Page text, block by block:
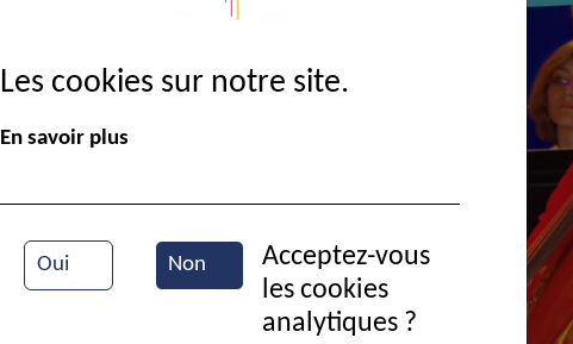
Ecole de musique
Les cookies sur notre site.
En savoir plus
Oui Non
Acceptez-vous
les cookies
analytiques ?